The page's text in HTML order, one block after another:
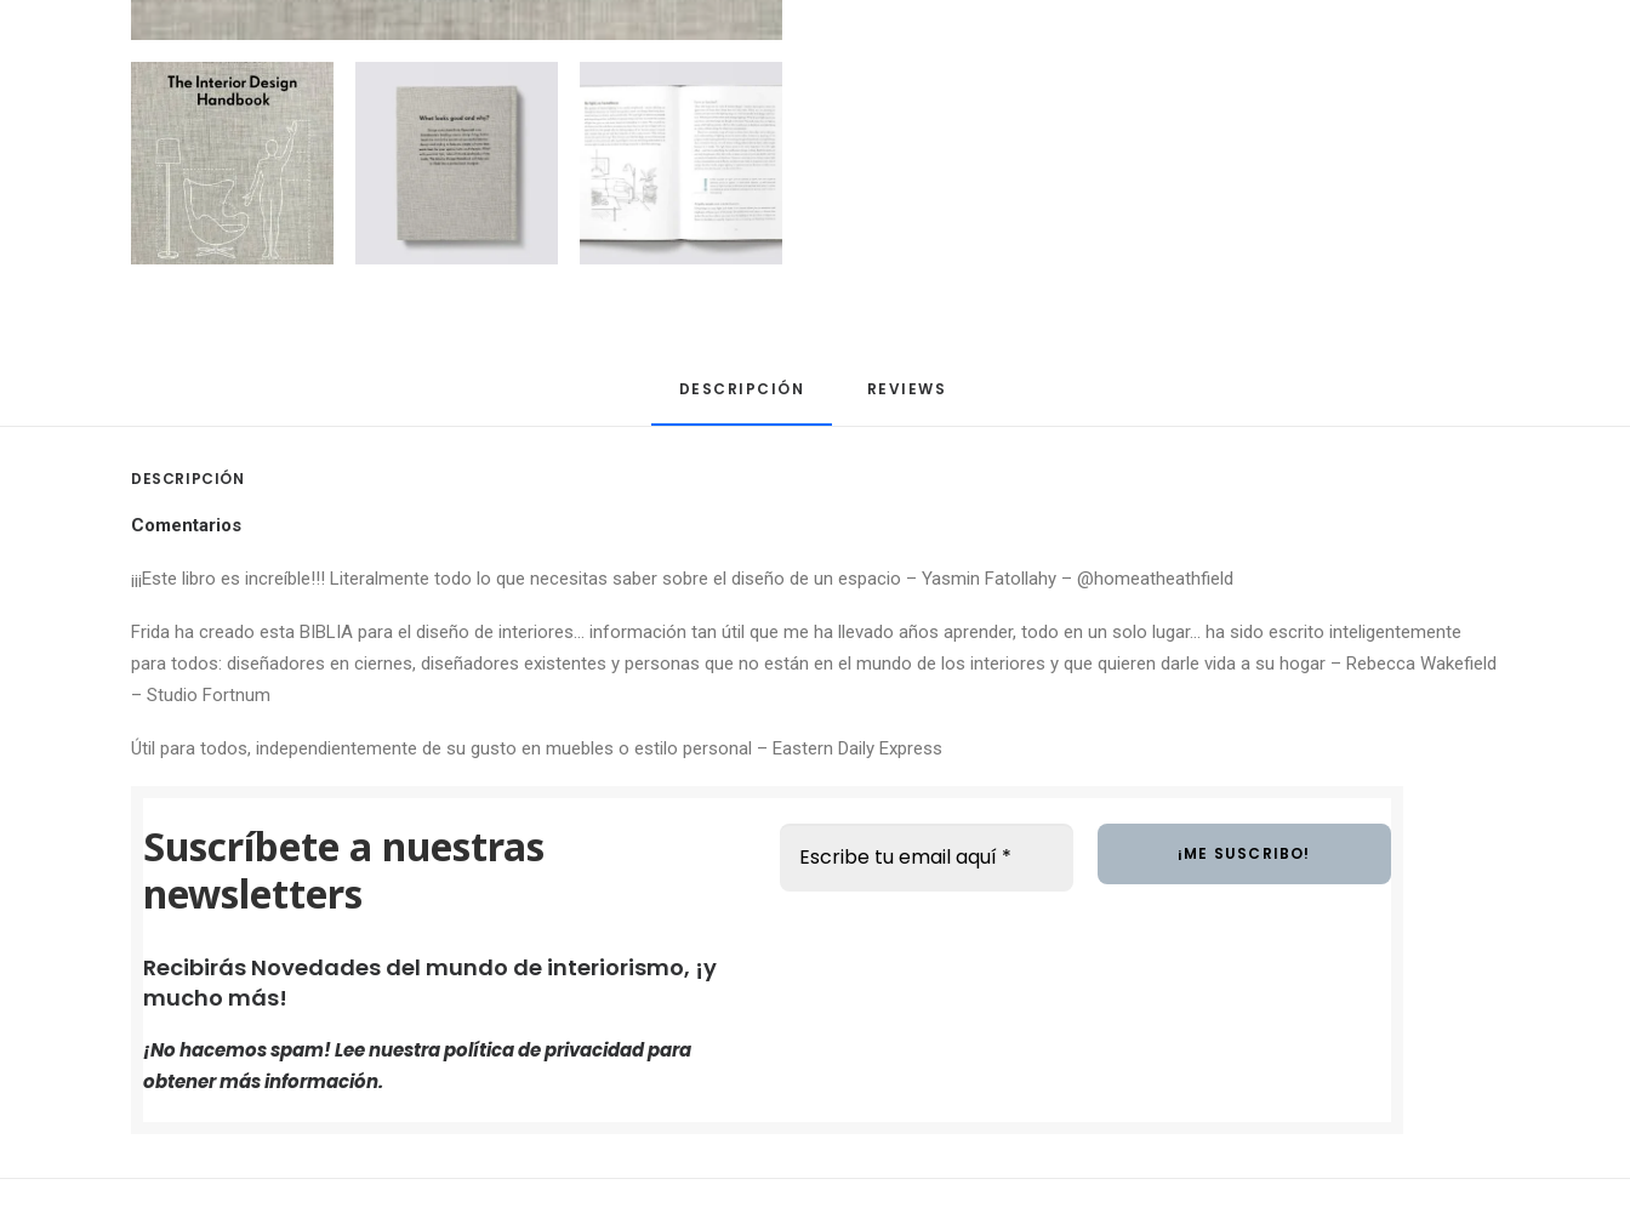
DESCRIPCIÓN REVIEWS
DESCRIPCIÓN
Comentarios
¡¡¡Este libro es increíble!!! Literalmente todo lo que necesitas saber sobre el diseño de un espacio – Yasmin Fatollahy – @homeatheathfield
Frida ha creado esta BIBLIA para el diseño de interiores… información tan útil que me ha llevado años aprender, todo en un solo lugar… ha sido escrito inteligentemente
para todos: diseñadores en ciernes, diseñadores existentes y personas que no están en el mundo de los interiores y que quieren darle vida a su hogar – Rebecca Wakefield
– Studio Fortnum
Útil para todos, independientemente de su gusto en muebles o estilo personal – Eastern Daily Express
Suscríbete a nuestras
newsletters
Recibirás Novedades del mundo de interiorismo, ¡y
mucho más!
¡No hacemos spam! Lee nuestrapolítica de privacidadpara
obtener más información.